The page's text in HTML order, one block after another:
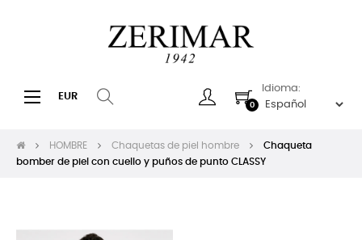
Navegación
☰ EUR
0
Idioma:
HOMBRE Chaquetas de piel hombre
Chaqueta
bomber de piel con cuello y puños de punto CLASSY